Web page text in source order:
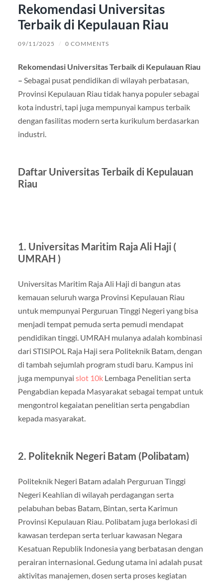
Rekomendasi Universitas
Terbaik di Kepulauan Riau
09/11/2025 / 0 COMMENTS
Rekomendasi Universitas Terbaik di Kepulauan Riau
– Sebagai pusat pendidikan di wilayah perbatasan,
Provinsi Kepulauan Riau tidak hanya populer sebagai
kota industri, tapi juga mempunyai kampus terbaik
dengan fasilitas modern serta kurikulum berdasarkan
industri.
Daftar Universitas Terbaik di Kepulauan
Riau
1. Universitas Maritim Raja Ali Haji (
UMRAH )
Universitas Maritim Raja Ali Haji di bangun atas
kemauan seluruh warga Provinsi Kepulauan Riau
untuk mempunyai Perguruan Tinggi Negeri yang bisa
menjadi tempat pemuda serta pemudi mendapat
pendidikan tinggi. UMRAH mulanya adalah kombinasi
dari STISIPOL Raja Haji sera Politeknik Batam, dengan
di tambah sejumlah program studi baru. Kampus ini
juga mempunyai slot 10kLembaga Penelitian serta
Pengabdian kepada Masyarakat sebagai tempat untuk
mengontrol kegaiatan penelitian serta pengabdian
kepada masyarakat.
2. Politeknik Negeri Batam (Polibatam)
Politeknik Negeri Batam adalah Perguruan Tinggi
Negeri Keahlian di wilayah perdagangan serta
pelabuhan bebas Batam, Bintan, serta Karimun
Provinsi Kepulauan Riau. Polibatam juga berlokasi di
kawasan terdepan serta terluar kawasan Negara
Kesatuan Republik Indonesia yang berbatasan dengan
perairan internasional. Gedung utama ini adalah pusat
aktivitas manajemen, dosen serta proses kegiatan